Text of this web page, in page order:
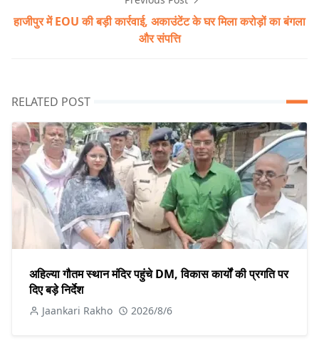
हाजीपुर में EOU की बड़ी कार्रवाई, अकाउंटेंट के घर मिला करोड़ों का बंगला
और संपत्ति
RELATED POST
अहिल्या गौतम स्थान मंदिर पहुंचे DM, विकास कार्यों की प्रगति पर
दिए बड़े निर्देश
Jaankari Rakho 2026/8/6